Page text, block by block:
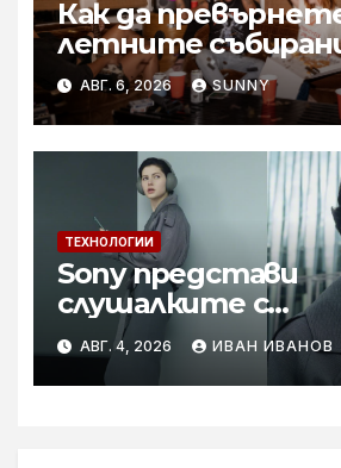
Как да
летните
купон с караоке
АВГ. 6, 2026 SUNNY
ТЕХНОЛОГИИ
Sony представи
слушалките с
шумопотискане
1000XM6 в нов
Gray“
АВГ. 4, 2026 ИВАН ИВАНОВ